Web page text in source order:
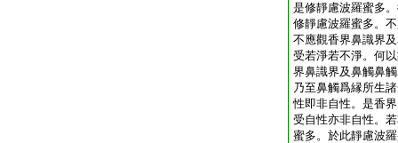
是修靜慮波羅蜜多
修靜慮波羅蜜多。
不應觀香界鼻識界
受若淨若不淨。何
界鼻識界及鼻觸鼻
乃至鼻觸爲縁所生
性即非自性。是香
受自性亦非自性。
蜜多。於此靜慮波